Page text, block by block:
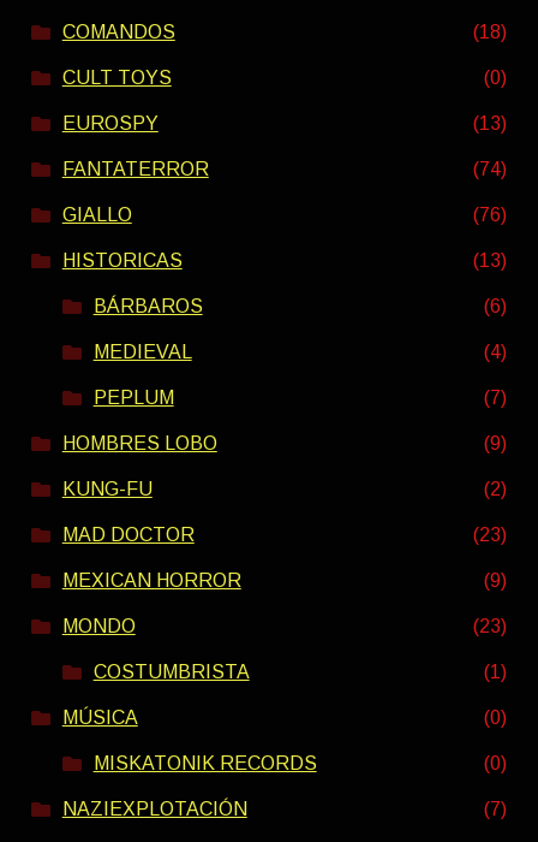
COMANDOS (18)
CULT TOYS (0)
EUROSPY (13)
FANTATERROR (74)
GIALLO (76)
HISTORICAS (13)
BÁRBAROS (6)
MEDIEVAL (4)
PEPLUM (7)
HOMBRES LOBO (9)
KUNG-FU (2)
MAD DOCTOR (23)
MEXICAN HORROR (9)
MONDO (23)
COSTUMBRISTA (1)
MÚSICA (0)
MISKATONIK RECORDS (0)
NAZIEXPLOTACIÓN (7)